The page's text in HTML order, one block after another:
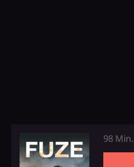
98 Min.